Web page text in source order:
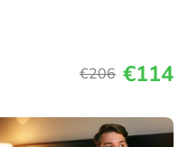
€206 €114